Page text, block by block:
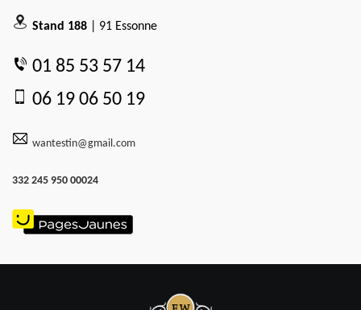
Stand 188 | 91 Essonne
01 85 53 57 14
06 19 06 50 19
wantestin@gmail.com
332 245 950 00024